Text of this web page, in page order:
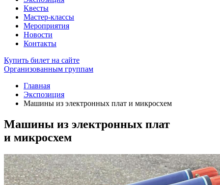
Квесты
Мастер-классы
Мероприятия
Новости
Контакты
Купить билет на сайте
Организованным группам
Главная
Экспозиция
Машины из электронных плат и микросхем
Машины из электронных плат
и микросхем